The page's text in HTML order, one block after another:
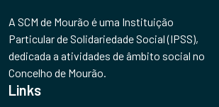
A SCM de Mourão é uma Instituição
Particular de Solidariedade Social (IPSS),
dedicada a atividades de âmbito social no
Concelho de Mourão.
Links